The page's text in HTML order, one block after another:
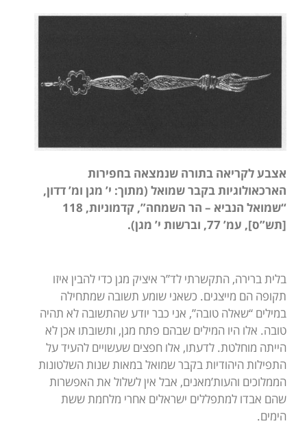
אצבע לקריאה בתורה שנמצאה בחפירות
הארכאולוגיות בקבר שמואל (מתוך: י’ מגן ומ’ דדון,
“שמואל הנביא – הר השמחה”, קדמוניות, 118
[תש”ס], עמ’ 77, וברשות י’ מגן).
בלית ברירה, התקשרתי לד”ר איציק מגן כדי להבין איזו
תקופה הם מייצגים. כשאני שומע תשובה שמתחילה
במילים “שאלה טובה”, אני כבר יודע שהתשובה לא תהיה
טובה. אלו היו המילים שבהם פתח מגן, ותשובתו אכן לא
הייתה מוחלטת. לדעתו, אלו חפצים שעשויים להעיד על
התפילות היהודיות בקבר שמואל במאות שנות השלטונות
הממלוכים והעות’מאנים, אבל אין לשלול את האפשרות
שהם אבדו למתפללים ישראלים אחרי מלחמת ששת
הימים.